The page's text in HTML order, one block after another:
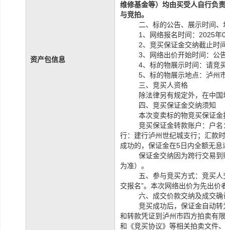
资产包信息
维修基金等）均由买受人自行负责
与竞拍。
二、标的公告、展示时间、
1、网络报名时间：2025年
2、竞买保证金交纳截止时
3、网络出价开始时间：公
4、标的物展示时间：请竞
5、标的物展示地点：泸州
三、竞买人资格
除法律另有规定外，在中
四、竞买保证金交纳须知
本次变卖标的物竞买保证
竞买保证金转款账户：户
行：建行泸州世纪城支行； 汇款
成功的，保证金在5日内全额无息
保证金交纳因为跨行交易
为准）。
五、参与竞买方式：竞买
交报名”。 本次网络出价为先出价
六、成交价款交纳及成交
竞买成功后，保证金自动
和转款凭证到泸州市四方拍卖有
和《竞买协议》等相关拍卖文件